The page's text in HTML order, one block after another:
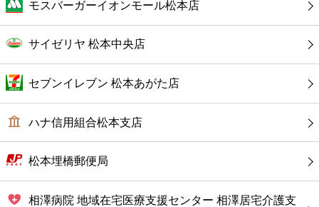
モスバーガーイオンモール松本店
サイゼリヤ 松本中央店
セブンイレブン 松本あがた店
ハナ信用組合松本支店
松本埋橋郵便局
相澤病院 地域在宅医療支援センター 相澤居宅介護支